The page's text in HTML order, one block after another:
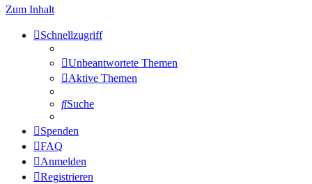
Zum Inhalt
Schnellzugriff
Unbeantwortete Themen
Aktive Themen
Suche
Spenden
FAQ
Anmelden
Registrieren